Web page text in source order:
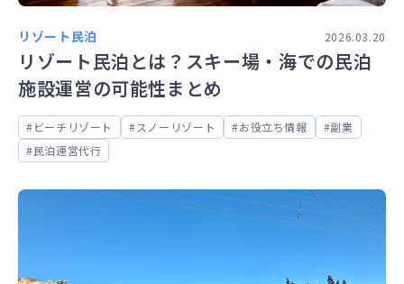
リゾート民泊 2026.03.20
リゾート民泊とは？スキー場・海での民泊
施設運営の可能性まとめ
ビーチリゾート スノーリゾート お役立ち情報
副業
民泊運営代行